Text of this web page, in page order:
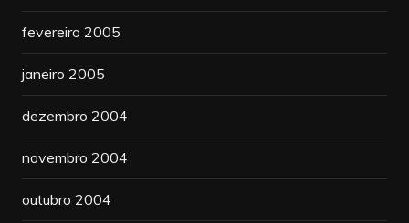
fevereiro 2005
janeiro 2005
dezembro 2004
novembro 2004
outubro 2004